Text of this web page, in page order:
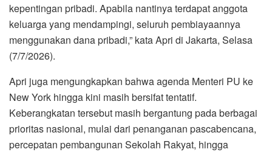
kepentingan pribadi. Apabila nantinya terdapat anggota
keluarga yang mendampingi, seluruh pembiayaannya
menggunakan dana pribadi,” kata Apri di Jakarta, Selasa
(7/7/2026).
Apri juga mengungkapkan bahwa agenda Menteri PU ke
New York hingga kini masih bersifat tentatif.
Keberangkatan tersebut masih bergantung pada berbagai
prioritas nasional, mulai dari penanganan pascabencana,
percepatan pembangunan Sekolah Rakyat, hingga